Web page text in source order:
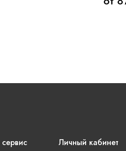
Личный кабинет